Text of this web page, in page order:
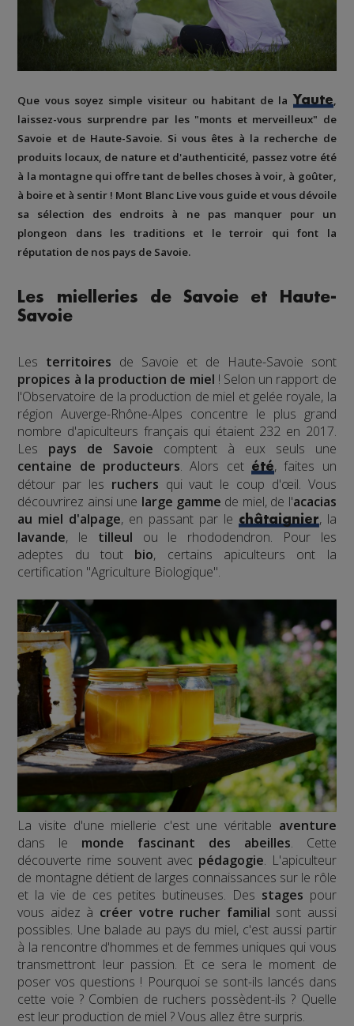
Que vous soyez simple visiteur ou habitant de la Yaute,
laissez-vous surprendre par les "monts et merveilleux" de
Savoie et de Haute-Savoie. Si vous êtes à la recherche de
produits locaux, de nature et d'authenticité, passez votre été
à la montagne qui offre tant de belles choses à voir, à goûter,
à boire et à sentir ! Mont Blanc Live vous guide et vous dévoile
sa sélection des endroits à ne pas manquer pour un
plongeon dans les traditions et le terroir qui font la
réputation de nos pays de Savoie.
Les mielleries de Savoie et Haute-
Savoie
Les territoires de Savoie et de Haute-Savoie sont
propices à la production de miel ! Selon un rapport de
l'Observatoire de la production de miel et gelée royale, la
région Auverge-Rhône-Alpes concentre le plus grand
nombre d'apiculteurs français qui étaient 232 en 2017.
Les pays de Savoie comptent à eux seuls une
centaine de producteurs. Alors cet été, faites un
détour par les ruchers qui vaut le coup d'œil. Vous
découvrirez ainsi une large gamme de miel, de l'acacias
au miel d'alpage, en passant par le châtaignier, la
lavande, le tilleul ou le rhododendron. Pour les
adeptes du tout bio, certains apiculteurs ont la
certification "Agriculture Biologique".
La visite d'une miellerie c'est une véritable aventure
dans le monde fascinant des abeilles. Cette
découverte rime souvent avec pédagogie. L'apiculteur
de montagne détient de larges connaissances sur le rôle
et la vie de ces petites butineuses. Des stages pour
vous aidez à créer votre rucher familial sont aussi
possibles. Une balade au pays du miel, c'est aussi partir
à la rencontre d'hommes et de femmes uniques qui vous
transmettront leur passion. Et ce sera le moment de
poser vos questions ! Pourquoi se sont-ils lancés dans
cette voie ? Combien de ruchers possèdent-ils ? Quelle
est leur production de miel ? Vous allez être surpris.